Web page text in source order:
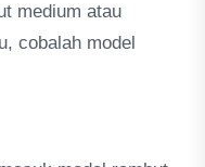
medium atau
cobalah model